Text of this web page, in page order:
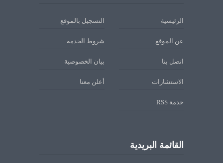
الرئيسية التسجيل بالموقع
عن الموقع شروط الخدمة
اتصل بنا بيان الخصوصية
الاستشارات أعلن معنا
خدمة RSS
القائمة البريدية